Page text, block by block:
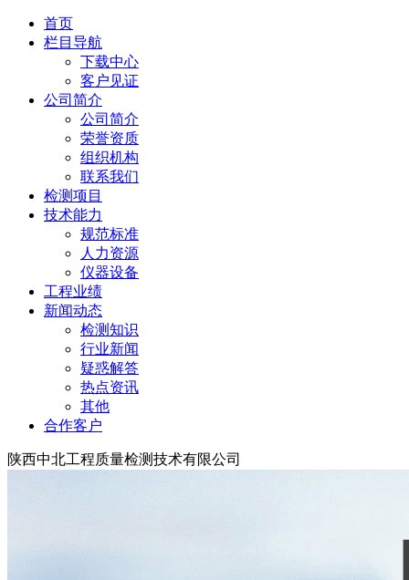
首页
栏目导航
下载中心
客户见证
公司简介
公司简介
荣誉资质
组织机构
联系我们
检测项目
技术能力
规范标准
人力资源
仪器设备
工程业绩
新闻动态
检测知识
行业新闻
疑惑解答
热点资讯
其他
合作客户
陕西中北工程质量检测技术有限公司